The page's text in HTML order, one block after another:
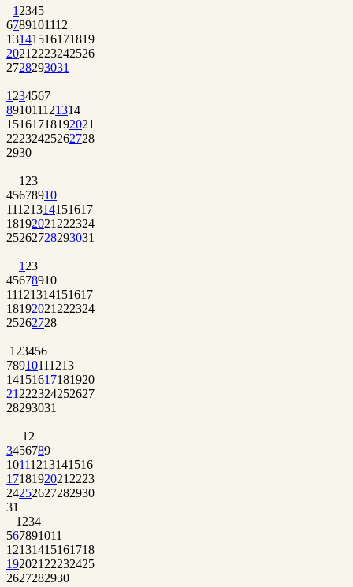
1 2345
6789101112
13141516171819
2021 2223242526
2728293031
1 234567
891011121314
15161718192021
22232425262728
2930
1 23
45678910
11121314151617
18192021 222324
25262728293031
1 23
45678910
11121314151617
18192021 222324
25262728
1 23456
78910111213
14151617181920
21 222324252627
28293031
1 2
3456789
10111213141516
1718192021 2223
24252627282930
31
1 234
567891011
12131415161718
192021 22232425
2627282930